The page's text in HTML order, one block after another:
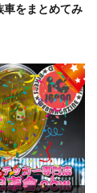
車をまとめてみ